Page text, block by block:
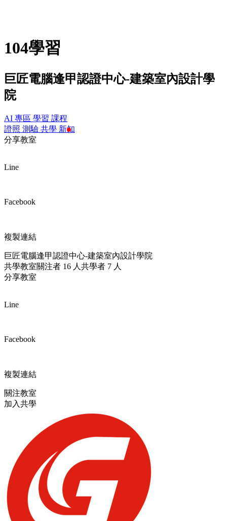
104學習
巨匠電腦逢甲認證中心-建築室內設計學
院
AI 專區 學習 課程
證照 測驗 共學 新知
分享教室
Line
Facebook
複製連結
巨匠電腦逢甲認證中心-建築室內設計學院
共學教室關注者 16 人 共學者 7 人
分享教室
Line
Facebook
複製連結
關注教室
加入共學